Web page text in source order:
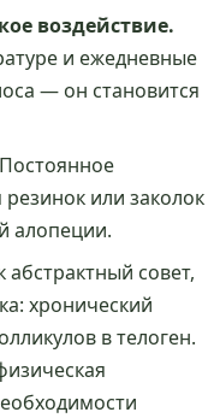
воздействие.
и ежедневные
— он становится
Постоянное
или заколок
алопеции.
абстрактный совет,
хронический
в телоген.